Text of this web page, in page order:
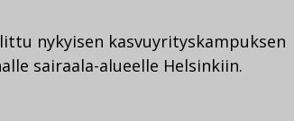
nykyisen kasvuyrityskampuksen
sairaala-alueelle Helsinkiin.